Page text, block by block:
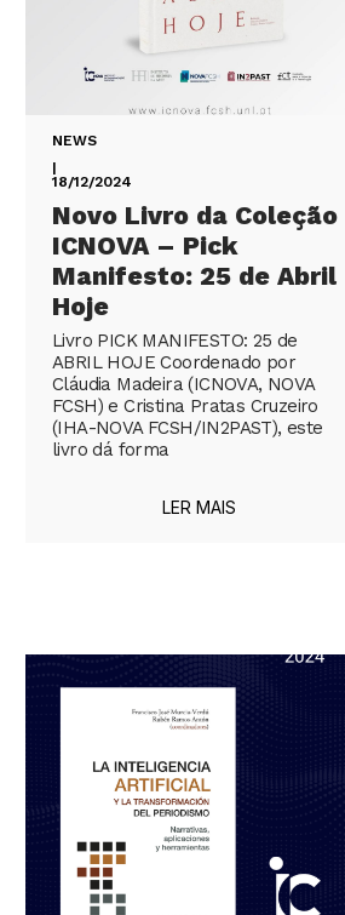
NEWS
|
18/12/2024
Novo Livro da Coleção
ICNOVA – Pick
Manifesto: 25 de Abril
Hoje
Livro PICK MANIFESTO: 25 de
ABRIL HOJE Coordenado por
Cláudia Madeira (ICNOVA, NOVA
FCSH) e Cristina Pratas Cruzeiro
(IHA-NOVA FCSH/IN2PAST), este
livro dá forma
LER MAIS